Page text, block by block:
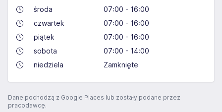
środa
07:00 - 16:00
czwartek
07:00 - 16:00
piątek
07:00 - 16:00
sobota
07:00 - 14:00
niedziela
Zamknięte
Dane pochodzą z Google Places lub zostały podane przez
pracodawcę.